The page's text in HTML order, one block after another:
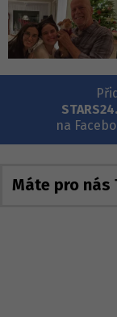
na
Máte pro nás